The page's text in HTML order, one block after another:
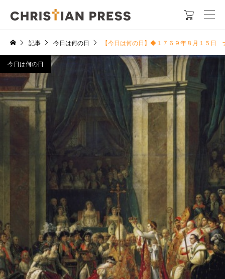

記事 今日は何の日 【今日は何の日】◆１７６９年８月１５日
今日は何の日